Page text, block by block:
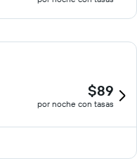
$89
por noche con tasas